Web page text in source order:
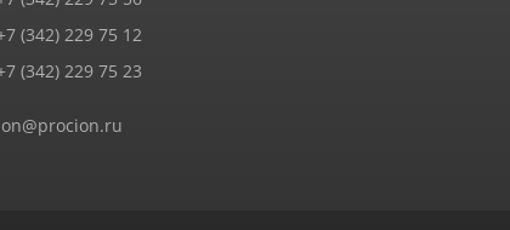
(342) 229 75 12
(342) 229 75 23